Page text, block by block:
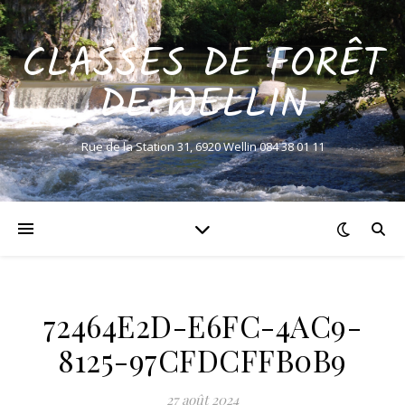
CLASSES DE FORÊT
DE WELLIN
Rue de la Station 31, 6920 Wellin 084 38 01 11
72464E2D-E6FC-4AC9-
8125-97CFDCFFB0B9
27 août 2024